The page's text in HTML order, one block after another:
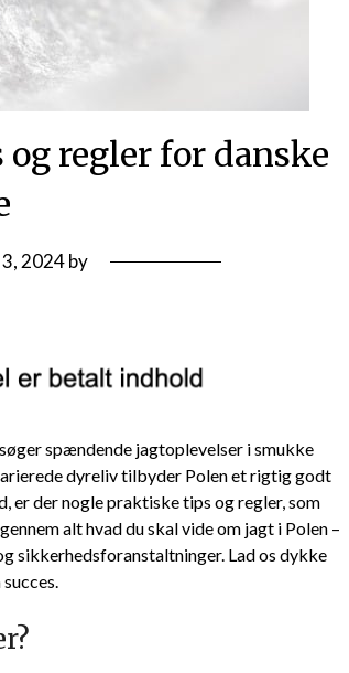
regler for danske
2024by
spændende jagtoplevelser i smukke
dyreliv tilbyder Polen et rigtig godt
er der nogle praktiske tips og regler, som
alt hvad du skal vide om jagt i Polen –
sikkerhedsforanstaltninger. Lad os dykke